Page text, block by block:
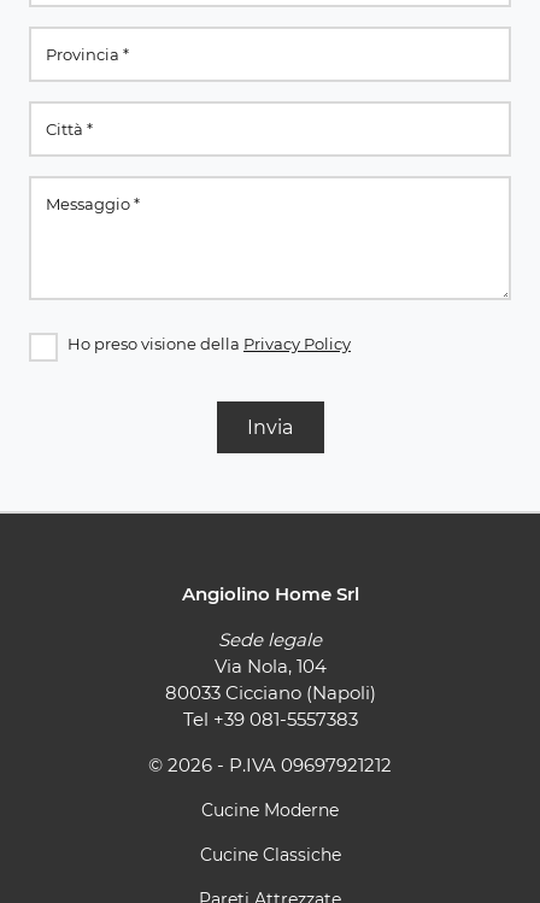
Ho preso visione della Privacy Policy
Invia
Angiolino Home Srl
Sede legale
Via Nola, 104
80033 Cicciano (Napoli)
Tel +39 081-5557383
© 2026 - P.IVA 09697921212
Cucine Moderne
Cucine Classiche